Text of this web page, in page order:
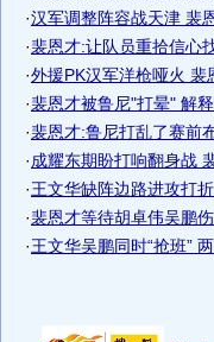
·汉军调整阵容战天津 裴
·裴恩才:让队员重拾信心
·外援PK汉军洋枪哑火 裴
·裴恩才被鲁尼"打晕" 解
·裴恩才:鲁尼打乱了赛前
·成耀东期盼打响翻身战
·王文华缺阵边路进攻打
·裴恩才等待胡卓伟吴鹏
·王文华吴鹏同时“抢班”